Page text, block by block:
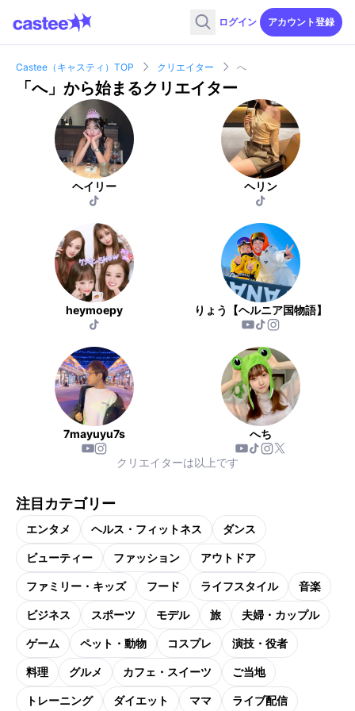
ログイン アカウント登録
Castee（キャスティ）TOP クリエイター へ
「へ」から始まるクリエイター
ヘイリー ヘリン
heymoepy りょう【ヘルニア国物語】
7mayuyu7s へち
クリエイターは以上です
注目カテゴリー
エンタメ ヘルス・フィットネス ダンス
ビューティー ファッション アウトドア
ファミリー・キッズ フード ライフスタイル 音楽
ビジネス スポーツ モデル 旅 夫婦・カップル
ゲーム ペット・動物 コスプレ 演技・役者
料理 グルメ カフェ・スイーツ ご当地
トレーニング ダイエット ママ ライブ配信